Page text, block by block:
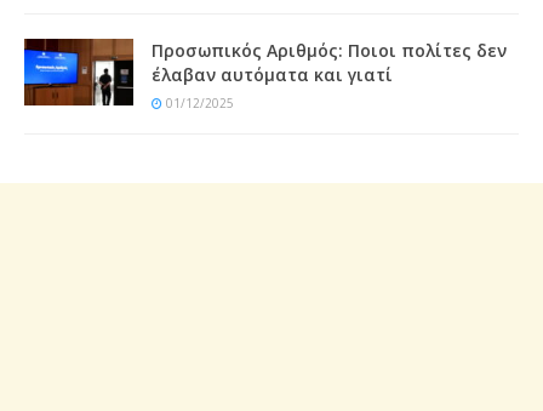
Προσωπικός Αριθμός: Ποιοι πολίτες δεν
έλαβαν αυτόματα και γιατί
01/12/2025